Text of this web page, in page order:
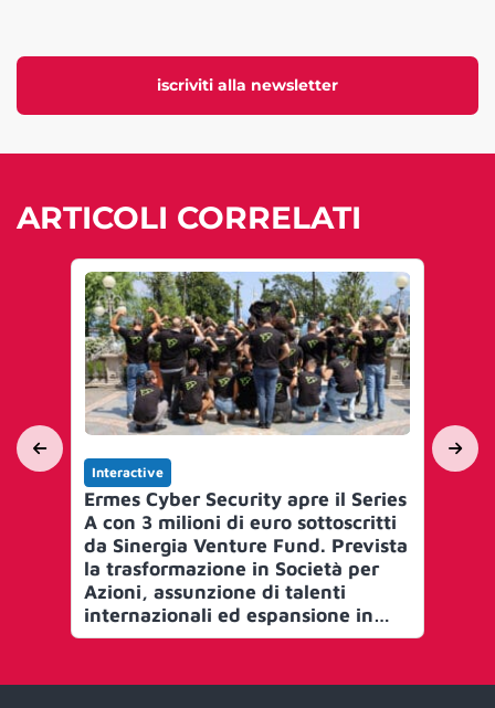
iscriviti alla newsletter
ARTICOLI CORRELATI
Interactive
Ermes Cyber Security apre il Series
A con 3 milioni di euro sottoscritti
da Sinergia Venture Fund. Prevista
la trasformazione in Società per
Azioni, assunzione di talenti
internazionali ed espansione in
Italia e all’estero